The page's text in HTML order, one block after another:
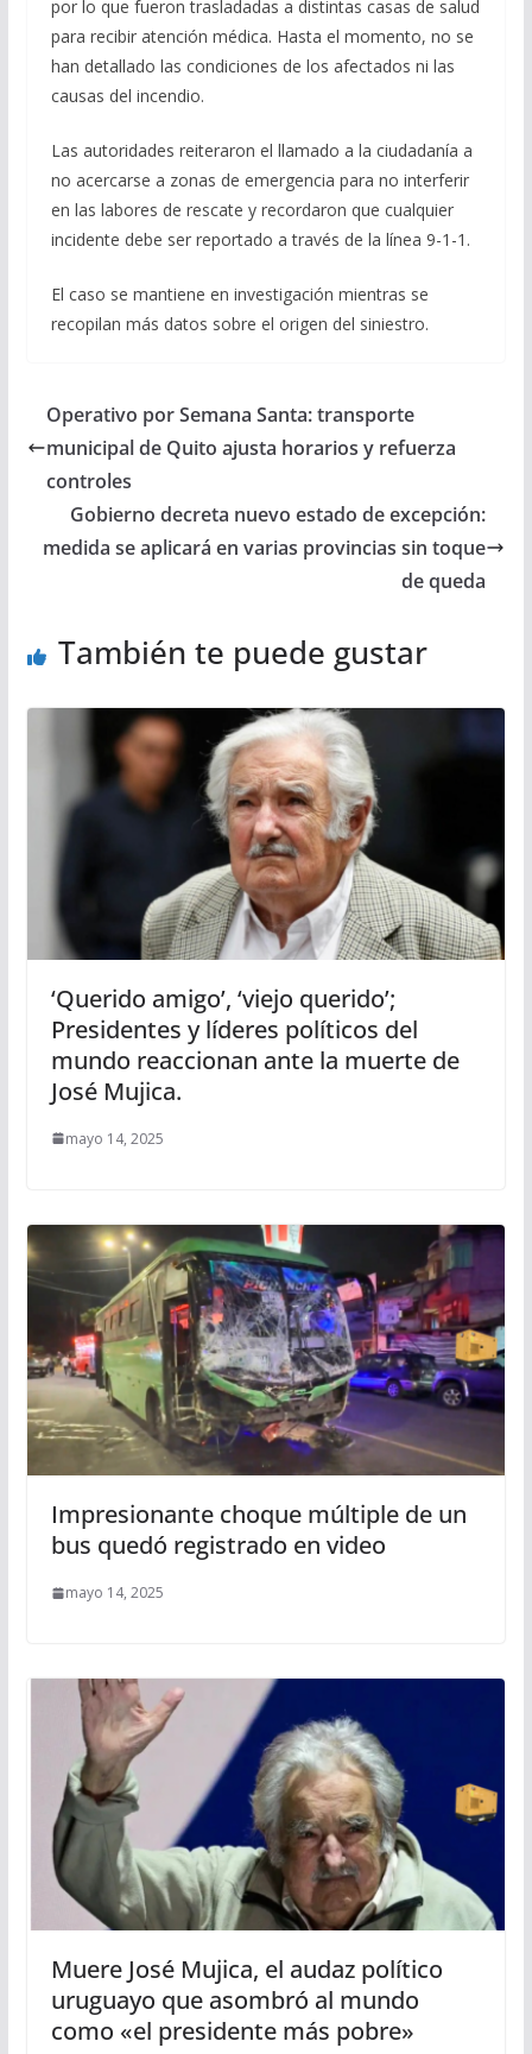
por lo que fueron trasladadas a distintas casas de salud
para recibir atención médica. Hasta el momento, no se
han detallado las condiciones de los afectados ni las
causas del incendio.
Las autoridades reiteraron el llamado a la ciudadanía a
no acercarse a zonas de emergencia para no interferir
en las labores de rescate y recordaron que cualquier
incidente debe ser reportado a través de la línea 9-1-1.
El caso se mantiene en investigación mientras se
recopilan más datos sobre el origen del siniestro.
Operativo por Semana Santa: transporte
municipal de Quito ajusta horarios y refuerza
controles
Gobierno decreta nuevo estado de excepción:
medida se aplicará en varias provincias sin toque
de queda
También te puede gustar
‘Querido amigo’, ‘viejo querido’;
Presidentes y líderes políticos del
mundo reaccionan ante la muerte de
José Mujica.
mayo 14, 2025
Impresionante choque múltiple de un
bus quedó registrado en video
mayo 14, 2025
Muere José Mujica, el audaz político
uruguayo que asombró al mundo
como «el presidente más pobre»